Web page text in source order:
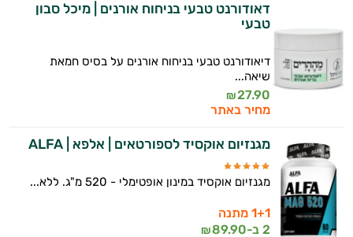
דאודורנט טבעי בניחוח אורנים | מיכל סבון
טבעי
דיאודורנט טבעי בניחוח אורנים על בסיס חמאת
שיאה...
27.90
₪
מחיר באתר
מגנזיום אוקסיד לספורטאים | אלפא | ALFA
מגנזיום אוקסיד במינון אופטימלי - 520 מ"ג. ללא...
1+1 מתנה
2 ב-
89.90
₪